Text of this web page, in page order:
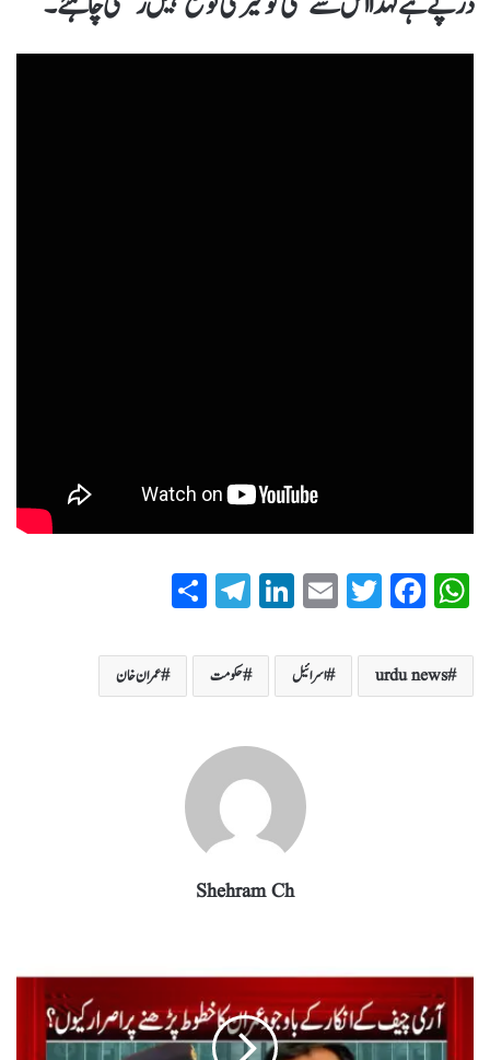
W
ts
A
Fa
bo
ok
T
tte
r
E
ail
Li
ed
In
T
eg
ra
re urdu news اسرائیل حکومت عمران خان
Shehram Ch